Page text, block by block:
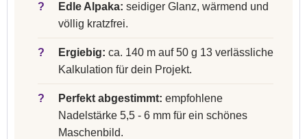
? Edle Alpaka: seidiger Glanz, wärmend und
völlig kratzfrei.
? Ergiebig: ca. 140 m auf 50 g 13 verlässliche
Kalkulation für dein Projekt.
? Perfekt abgestimmt: empfohlene
Nadelstärke 5,5 - 6 mm für ein schönes
Maschenbild.